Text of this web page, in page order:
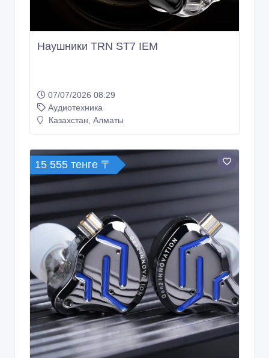
Наушники TRN ST7 IEM
07/07/2026 08:29
Аудиотехника
Казахстан, Алматы
15 555 тенге 〒